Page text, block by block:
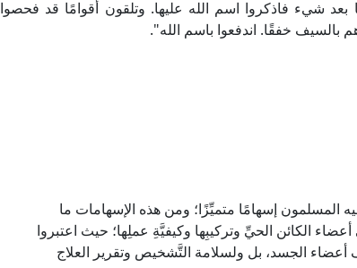
بعد شيء فاذكروا اسم الله عليها. وتلقون أقوامًا قد فحصوا
خفقًا. اندفعوا باسم الله".
المسلمون إسهامًا متميِّزًا؛ ومن هذه الإسهامات ما
الكائن الحيِّ وتركيبِها وكيفيَّةِ عملِها؛ حيث اعتبروا
الجسد، بل ولسلامة التَّشخيص وتقرير العلاج